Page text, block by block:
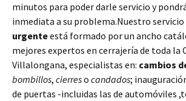
minutos para poder darle servicio y
inmediata a su problema.Nuestro servicio
urgenteestá formado por un ancho
mejores expertos en cerrajería de toda la
Villalongana, especialistas en: cambios
bombillos, cierreso candados;
de puertas -incluidas las de automóviles